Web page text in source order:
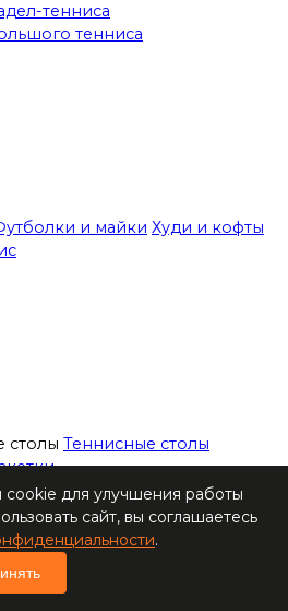
тенниса
тенниса
и майки Худи и кофты
Теннисные столы
Накладки для
Основания для
для улучшения работы
сайт, вы соглашаетесь
.